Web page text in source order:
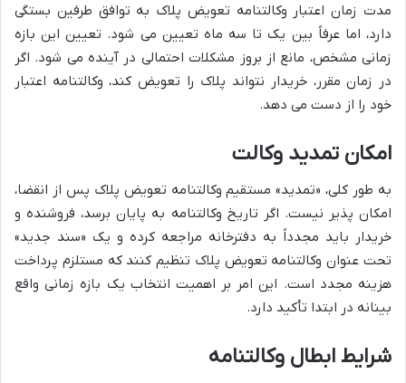
مدت زمان اعتبار وکالتنامه تعویض پلاک به توافق طرفین بستگی
دارد، اما عرفاً بین یک تا سه ماه تعیین می شود. تعیین این بازه
زمانی مشخص، مانع از بروز مشکلات احتمالی در آینده می شود. اگر
در زمان مقرر، خریدار نتواند پلاک را تعویض کند، وکالتنامه اعتبار
خود را از دست می دهد.
امکان تمدید وکالت
به طور کلی، «تمدید» مستقیم وکالتنامه تعویض پلاک پس از انقضا،
امکان پذیر نیست. اگر تاریخ وکالتنامه به پایان برسد، فروشنده و
خریدار باید مجدداً به دفترخانه مراجعه کرده و یک «سند جدید»
تحت عنوان وکالتنامه تعویض پلاک تنظیم کنند که مستلزم پرداخت
هزینه مجدد است. این امر بر اهمیت انتخاب یک بازه زمانی واقع
بینانه در ابتدا تأکید دارد.
شرایط ابطال وکالتنامه